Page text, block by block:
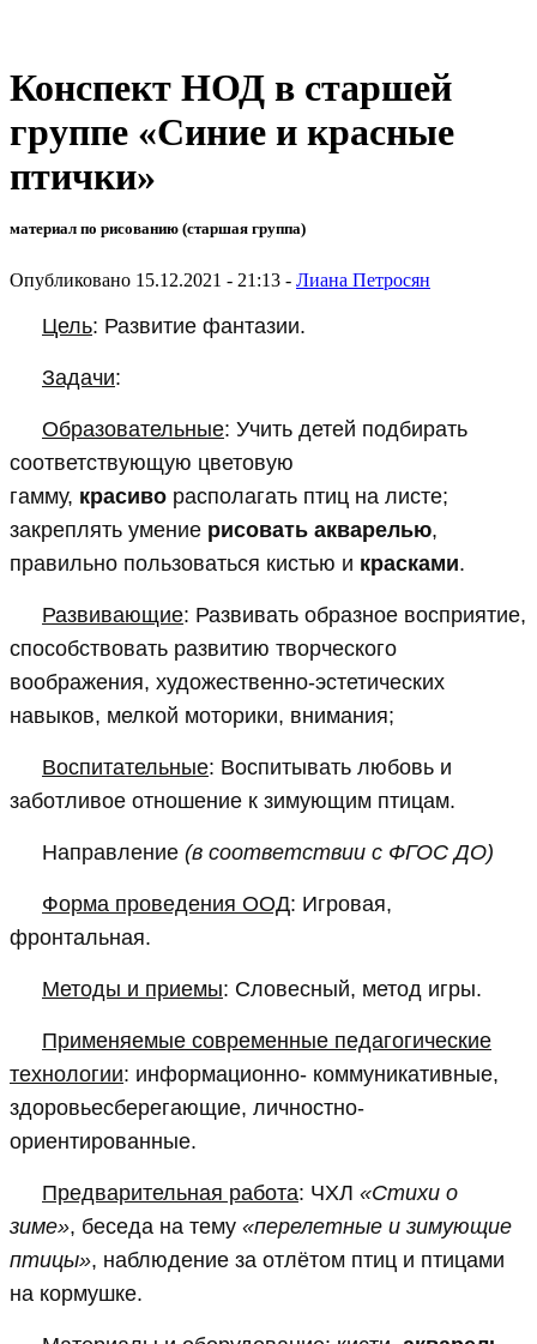
Конспект НОД в старшей
группе «Синие и красные
птички»
материал по рисованию (старшая группа)
Опубликовано 15.12.2021 - 21:13 - Лиана Петросян
Цель: Развитие фантазии.
Задачи:
Образовательные: Учить детей подбирать
соответствующую цветовую
гамму, красиво располагать птиц на листе;
закреплять умение рисовать акварелью,
правильно пользоваться кистью и красками.
Развивающие: Развивать образное восприятие,
способствовать развитию творческого
воображения, художественно-эстетических
навыков, мелкой моторики, внимания;
Воспитательные: Воспитывать любовь и
заботливое отношение к зимующим птицам.
Направление (в соответствии с ФГОС ДО)
Форма проведения ООД: Игровая,
фронтальная.
Методы и приемы: Словесный, метод игры.
Применяемые современные педагогические
технологии: информационно- коммуникативные,
здоровьесберегающие, личностно-
ориентированные.
Предварительная работа: ЧХЛ «Стихи о
зиме», беседа на тему «перелетные и зимующие
птицы», наблюдение за отлётом птиц и птицами
на кормушке.